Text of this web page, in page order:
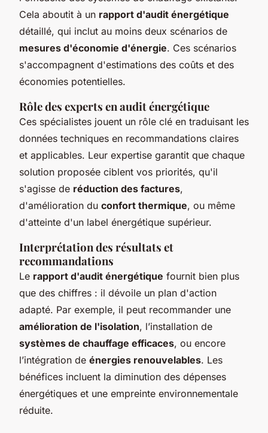
Cela aboutit à un rapport d'audit énergétique
détaillé, qui inclut au moins deux scénarios de
mesures d'économie d'énergie. Ces scénarios
s'accompagnent d'estimations des coûts et des
économies potentielles.
Rôle des experts en audit énergétique
Ces spécialistes jouent un rôle clé en traduisant les
données techniques en recommandations claires
et applicables. Leur expertise garantit que chaque
solution proposée ciblent vos priorités, qu'il
s'agisse de réduction des factures,
d'amélioration du confort thermique, ou même
d'atteinte d'un label énergétique supérieur.
Interprétation des résultats et
recommandations
Le rapport d'audit énergétique fournit bien plus
que des chiffres : il dévoile un plan d'action
adapté. Par exemple, il peut recommander une
amélioration de l'isolation, l’installation de
systèmes de chauffage efficaces, ou encore
l’intégration de énergies renouvelables. Les
bénéfices incluent la diminution des dépenses
énergétiques et une empreinte environnementale
réduite.